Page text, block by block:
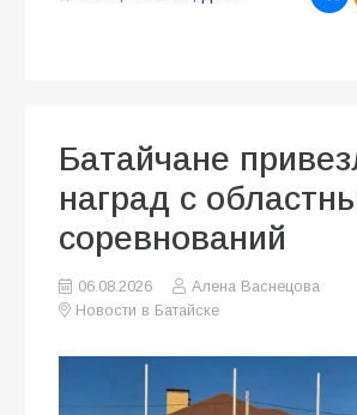
Батайчане
наград с
соревнований
06.08.2026
Алена Васнецова
Новости в Батайске